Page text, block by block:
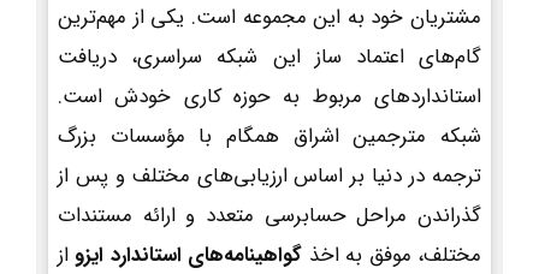
مشتریان خود به این مجموعه است. یکی از مهم‌ترین
گام‌های اعتماد ساز این شبکه سراسری، دریافت
استانداردهای مربوط به حوزه کاری خودش است.
شبکه مترجمین اشراق همگام با مؤسسات بزرگ
ترجمه در دنیا بر اساس ارزیابی‌های مختلف و پس از
گذراندن مراحل حسابرسی متعدد و ارائه مستندات
مختلف، موفق به اخذ گواهینامه‌های استاندارد ایزو از